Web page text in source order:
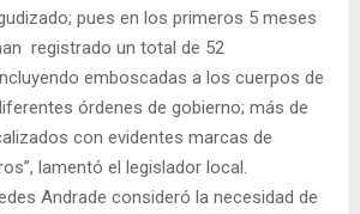
pues en los primeros 5 meses
registrado un total de 52
emboscadas a los cuerpos de
órdenes de gobierno; más de
con evidentes marcas de
lamentó el legislador local.
Andrade consideró la necesidad de